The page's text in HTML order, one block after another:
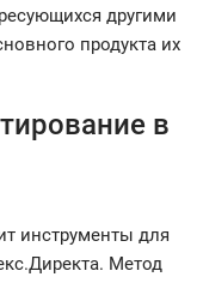
другими
продукта их
в
инструменты для
Метод